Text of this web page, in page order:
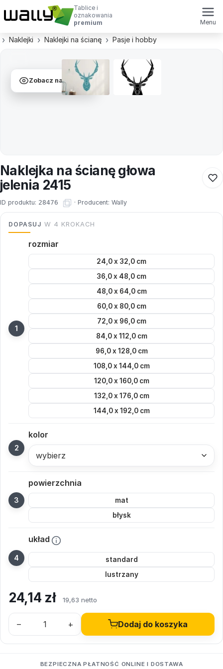
Tablice i
oznakowania
premium
Menu
Naklejki Naklejki na ścianę Pasje i hobby
Zobacz na ścianie
Naklejka na ścianę głowa
jelenia 2415
ID produktu: 28476 · Producent: Wally
DOPASUJ W 4 KROKACH
rozmiar
24,0 x 32,0 cm
36,0 x 48,0 cm
48,0 x 64,0 cm
60,0 x 80,0 cm
72,0 x 96,0 cm
84,0 x 112,0 cm
96,0 x 128,0 cm
108,0 x 144,0 cm
120,0 x 160,0 cm
132,0 x 176,0 cm
144,0 x 192,0 cm
kolor
wybierz
powierzchnia
mat
błysk
układ
standard
lustrzany
24,14 zł 19,63 netto
– + Dodaj do koszyka
BEZPIECZNA PŁATNOŚĆ ONLINE I DOSTAWA